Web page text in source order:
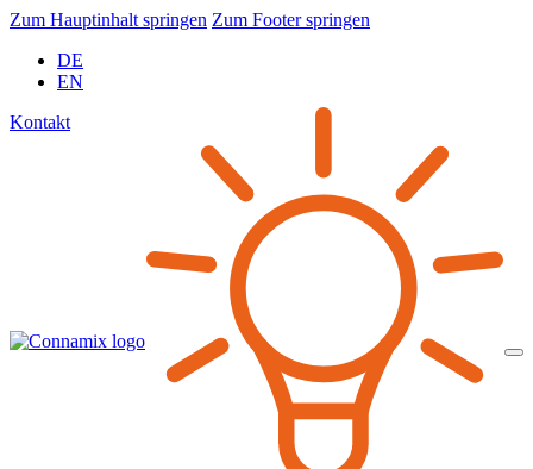
Zum Hauptinhalt springen Zum Footer springen
DE
EN
Kontakt